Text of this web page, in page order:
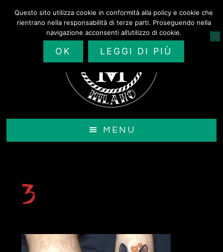
MENU
3
Questo sito utilizza cookie in conformità alla policy e cookie che
rientrano nella responsabilità di terze parti. Proseguendo nella
navigazione acconsenti all’utilizzo di cookie.
OK LEGGI DI PIÙ